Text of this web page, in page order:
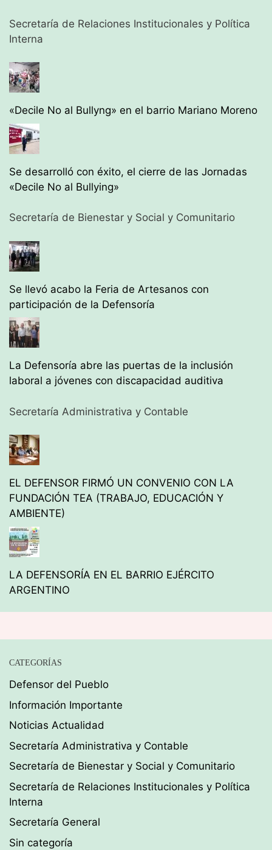
Secretaría de Relaciones Institucionales y Política
Interna
«Decile No al Bullyng» en el barrio Mariano Moreno
Se desarrolló con éxito, el cierre de las Jornadas
«Decile No al Bullying»
Secretaría de Bienestar y Social y Comunitario
Se llevó acabo la Feria de Artesanos con
participación de la Defensoría
La Defensoría abre las puertas de la inclusión
laboral a jóvenes con discapacidad auditiva
Secretaría Administrativa y Contable
EL DEFENSOR FIRMÓ UN CONVENIO CON LA
FUNDACIÓN TEA (TRABAJO, EDUCACIÓN Y
AMBIENTE)
LA DEFENSORÍA EN EL BARRIO EJÉRCITO
ARGENTINO
CATEGORÍAS
Defensor del Pueblo
Información Importante
Noticias Actualidad
Secretaría Administrativa y Contable
Secretaría de Bienestar y Social y Comunitario
Secretaría de Relaciones Institucionales y Política
Interna
Secretaría General
Sin categoría